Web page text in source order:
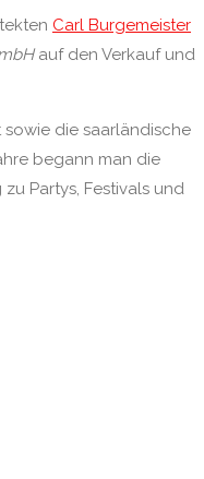
Carl Burgemeister
auf den Verkauf und
die saarländische
begann man die
Partys, Festivals und